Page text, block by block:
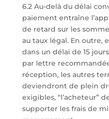
6.2 Au-delà du délai
paiement entraîne
de retard sur les
au taux légal. En outre,
dans un délai de 15
par lettre
réception, les autres
deviendront de plein
exigibles, “l’acheteur”
supporter les frais de